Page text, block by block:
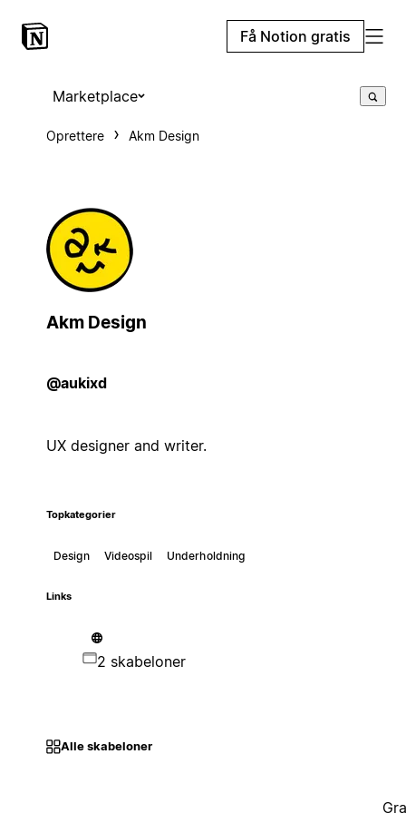
Få Notion gratis
Marketplace
Oprettere Akm Design
Akm Design
@aukixd
UX designer and writer.
Topkategorier
Design Videospil Underholdning
Links
2 skabeloner
Alle skabeloner